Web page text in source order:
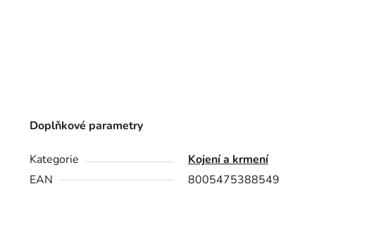
Doplňkové parametry
Kategorie
Kojení a krmení
EAN
8005475388549